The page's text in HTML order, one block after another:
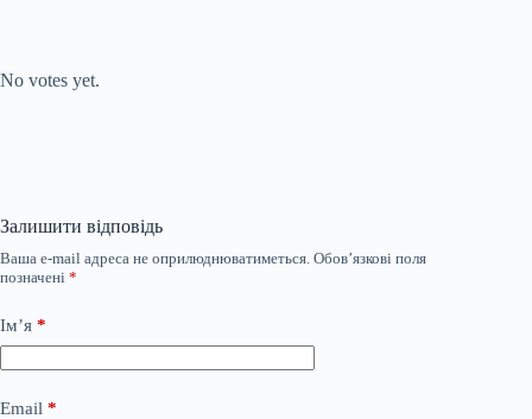
No votes yet.
Залишити відповідь
Ваша e-mail адреса не оприлюднюватиметься. Обов’язкові поля
позначені *
Ім’я *
Email *